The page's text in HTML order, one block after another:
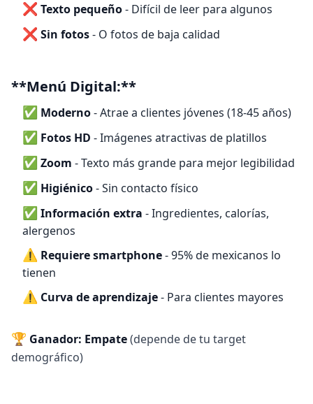
❌ Texto pequeño- Difícil de leer para algunos
❌ Sin fotos- O fotos de baja calidad
**Menú Digital:**
✅ Moderno- Atrae a clientes jóvenes (18-45 años)
✅ Fotos HD - Imágenes atractivas de platillos
✅ Zoom - Texto más grande para mejor legibilidad
✅ Higiénico- Sin contacto físico
✅ Información extra - Ingredientes, calorías,
alergenos
⚠️ Requiere smartphone- 95% de mexicanos lo
tienen
⚠️ Curva de aprendizaje- Para clientes mayores
🏆 Ganador: Empate(depende de tu target
demográfico)